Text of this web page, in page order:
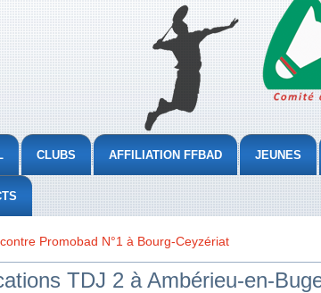
CLUBS AFFILIATION FFBAD JEUNES
Promobad N°1 à Bourg-Ceyzériat
TDJ 2 à Ambérieu-en-